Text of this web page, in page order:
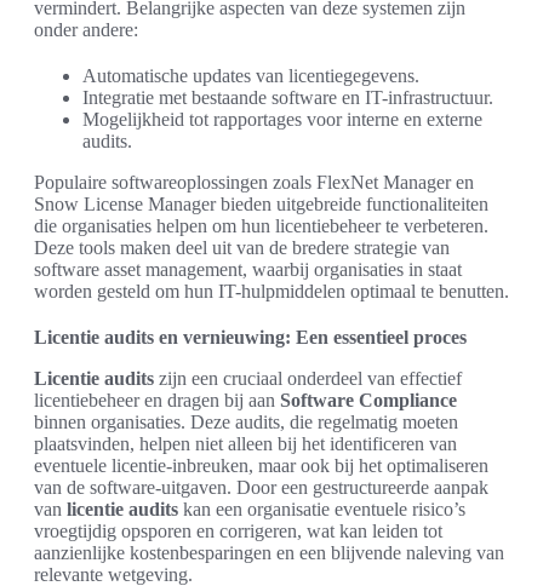
vermindert. Belangrijke aspecten van deze systemen zijn
onder andere:
Automatische updates van licentiegegevens.
Integratie met bestaande software en IT-infrastructuur.
Mogelijkheid tot rapportages voor interne en externe
audits.
Populaire softwareoplossingen zoals FlexNet Manager en
Snow License Manager bieden uitgebreide functionaliteiten
die organisaties helpen om hun licentiebeheer te verbeteren.
Deze tools maken deel uit van de bredere strategie van
software asset management, waarbij organisaties in staat
worden gesteld om hun IT-hulpmiddelen optimaal te benutten.
Licentie audits en vernieuwing: Een essentieel proces
Licentie audits zijn een cruciaal onderdeel van effectief
licentiebeheer en dragen bij aan Software Compliance
binnen organisaties. Deze audits, die regelmatig moeten
plaatsvinden, helpen niet alleen bij het identificeren van
eventuele licentie-inbreuken, maar ook bij het optimaliseren
van de software-uitgaven. Door een gestructureerde aanpak
van licentie audits kan een organisatie eventuele risico’s
vroegtijdig opsporen en corrigeren, wat kan leiden tot
aanzienlijke kostenbesparingen en een blijvende naleving van
relevante wetgeving.